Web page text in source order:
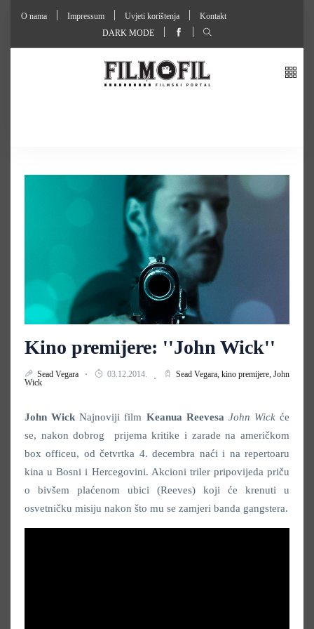
O nama Impressum Uvjeti korištenja
Kontakt
DARK MODE
Kino premijere: ''John Wick''
Sead Vegara 03.12.2014. Sead Vegara, kino premijere, John
Wick
John WickNajnoviji film Keanua Reevesa John Wickće
se, nakon dobrog prijema kritike i zarade na američkom
box officeu, od četvrtka 4. decembra naći i na repertoaru
kina u Bosni i Hercegovini. Akcioni triler pripovijeda priču
o bivšem plaćenom ubici (Reeves) koji će krenuti u
osvetničku misiju nakon što mu se zamjeri banda gangstera.